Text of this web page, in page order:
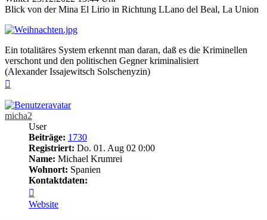
Blick von der Mina El Lirio in Richtung LLano del Beal, La Union
Ein totalitäres System erkennt man daran, daß es die Kriminellen
verschont und den politischen Gegner kriminalisiert
(Alexander Issajewitsch Solschenyzin)
micha2
User
Beiträge: 1730
Registriert: Do. 01. Aug 02 0:00
Name: Michael Krumrei
Wohnort: Spanien
Kontaktdaten:
von
micha2
Website